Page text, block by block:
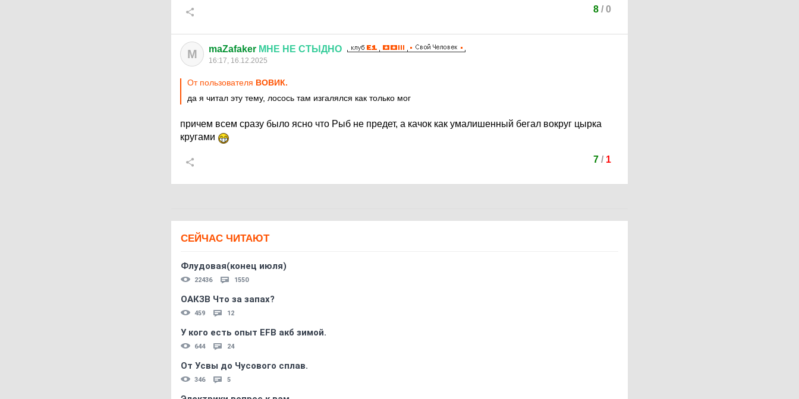
8/ 0
M maZafaker МНЕ НЕ СТЫДНО
16:17, 16.12.2025
От пользователя ВОВИК.
да я читал эту тему, лосось там изгалялся как только мог
причем всем сразу было ясно что Рыб не предет, а качок как умалишенный бегал вокруг цырка
кругами
7/ 1
СЕЙЧАС ЧИТАЮТ
Флудовая(конец июля)
22436 1550
ОАКЗВ Что за запах?
459 12
У кого есть опыт EFB акб зимой.
644 24
От Усвы до Чусового сплав.
346 5